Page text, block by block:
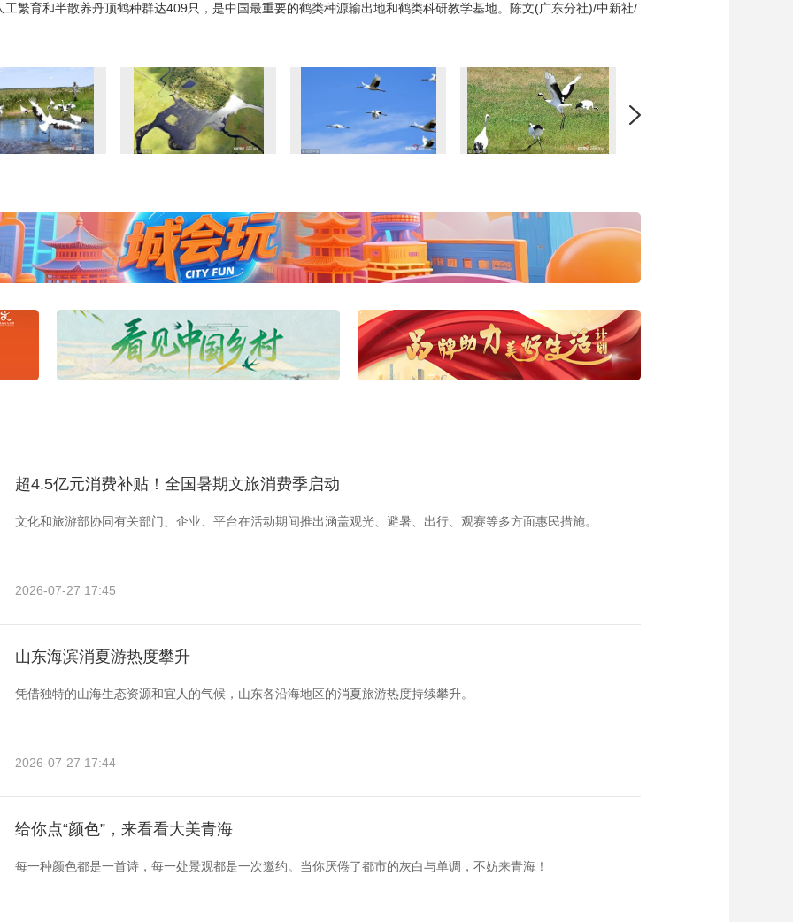
繁育和半散养丹顶鹤种群达409只，是中国最重要的鹤类种源输出地和鹤类科研教学基地。陈文(广东分社)/中新社/
超4.5亿元消费补贴！全国暑期文旅消费季启动
文化和旅游部协同有关部门、企业、平台在活动期间推出涵盖观光、避暑、出行、观赛等多方面惠民措施。
2026-07-27 17:45
山东海滨消夏游热度攀升
凭借独特的山海生态资源和宜人的气候，山东各沿海地区的消夏旅游热度持续攀升。
2026-07-27 17:44
给你点“颜色”，来看看大美青海
每一种颜色都是一首诗，每一处景观都是一次邀约。当你厌倦了都市的灰白与单调，不妨来青海！